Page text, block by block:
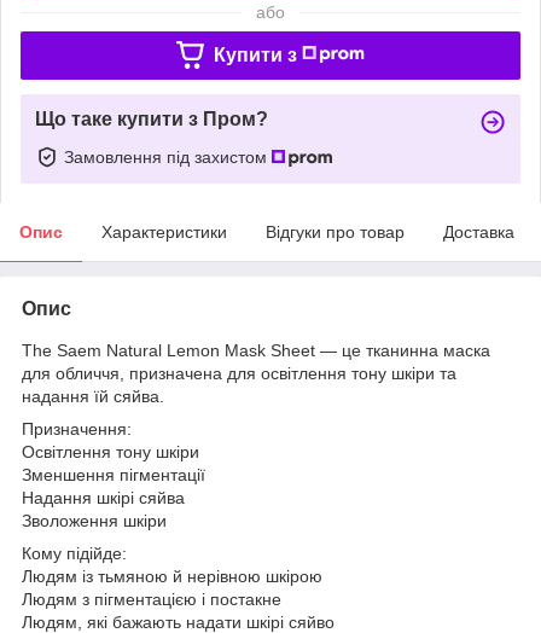
або
Купити з
Що таке купити з Пром?
Замовлення під захистом
Опис Характеристики Відгуки про товар Доставка
Опис
The Saem Natural Lemon Mask Sheet — це тканинна маска
для обличчя, призначена для освітлення тону шкіри та
надання їй сяйва.
Призначення:
Освітлення тону шкіри
Зменшення пігментації
Надання шкірі сяйва
Зволоження шкіри
Кому підійде:
Людям із тьмяною й нерівною шкірою
Людям з пігментацією і постакне
Людям, які бажають надати шкірі сяйво